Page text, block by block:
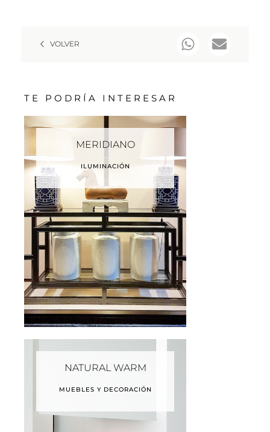
VOLVER
TE PODRÍA INTERESAR
MERIDIANO
ILUMINACIÓN
NATURAL WARM
MUEBLES Y DECORACIÓN